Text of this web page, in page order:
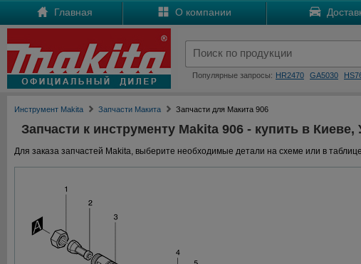
Главная О компании
Популярные запросы: HR2470 GA5030
Инструмент Makita Запчасти Макита Запчасти для Макита 906
Запчасти к инструменту Makita 906 - купить в Киеве,
Для заказа запчастей Makita, выберите необходимые детали на схеме или в